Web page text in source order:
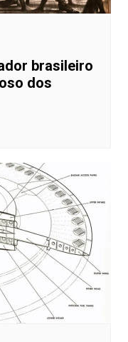
brasileiro
dos